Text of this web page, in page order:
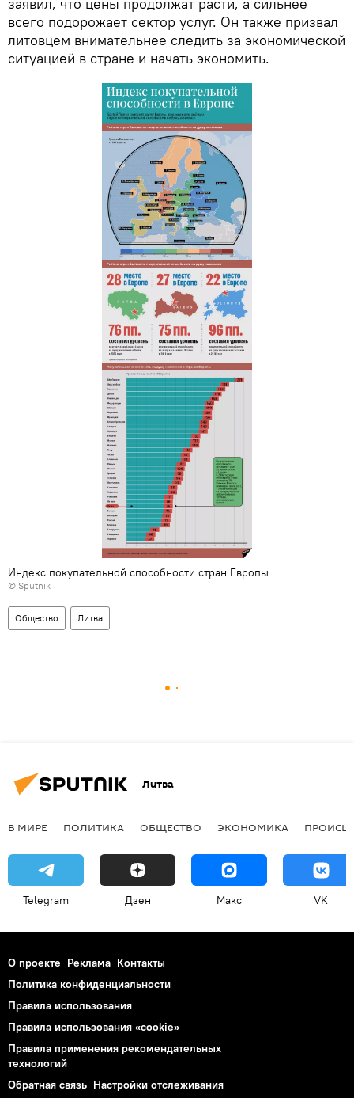
всего подорожает сектор услуг. Он также призвал
литовцем внимательнее следить за экономической
ситуацией в стране и начать экономить.
Индекс покупательной способности стран Европы
© Sputnik
Общество Литва
Литва
В МИРЕ ПОЛИТИКА ОБЩЕСТВО ЭКОНОМИКА
Telegram Дзен Макс VK
О проекте Реклама Контакты
Политика конфиденциальности
Правила использования
Правила использования «cookie»
Правила применения рекомендательных
технологий
Обратная связь Настройки отслеживания